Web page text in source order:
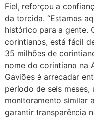
Fiel, reforçou a
da torcida. “Estamos
histórico para a gente.
corintianos, está fácil
35 milhões de
nome do corintiano na
Gaviões é arrecadar
período de seis
monitoramento similar
garantir transparência